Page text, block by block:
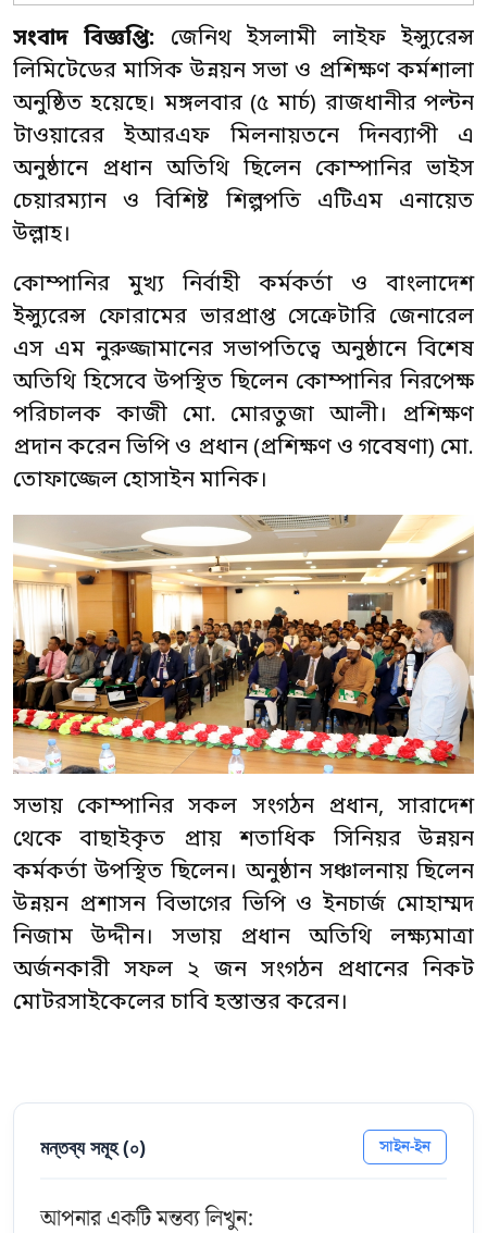
সংবাদ বিজ্ঞপ্তি: জেনিথ ইসলামী লাইফ ইন্স্যুরেন্স
লিমিটেডের মাসিক উন্নয়ন সভা ও প্রশিক্ষণ কর্মশালা
অনুষ্ঠিত হয়েছে। মঙ্গলবার (৫ মার্চ) রাজধানীর পল্টন
টাওয়ারের ইআরএফ মিলনায়তনে দিনব্যাপী এ
অনুষ্ঠানে প্রধান অতিথি ছিলেন কোম্পানির ভাইস
চেয়ারম্যান ও বিশিষ্ট শিল্পপতি এটিএম এনায়েত
উল্লাহ।
কোম্পানির মুখ্য নির্বাহী কর্মকর্তা ও বাংলাদেশ
ইন্স্যুরেন্স ফোরামের ভারপ্রাপ্ত সেক্রেটারি জেনারেল
এস এম নুরুজ্জামানের সভাপতিত্বে অনুষ্ঠানে বিশেষ
অতিথি হিসেবে উপস্থিত ছিলেন কোম্পানির নিরপেক্ষ
পরিচালক কাজী মো. মোরতুজা আলী। প্রশিক্ষণ
প্রদান করেন ভিপি ও প্রধান (প্রশিক্ষণ ও গবেষণা) মো.
তোফাজ্জেল হোসাইন মানিক।
সভায় কোম্পানির সকল সংগঠন প্রধান, সারাদেশ
থেকে বাছাইকৃত প্রায় শতাধিক সিনিয়র উন্নয়ন
কর্মকর্তা উপস্থিত ছিলেন। অনুষ্ঠান সঞ্চালনায় ছিলেন
উন্নয়ন প্রশাসন বিভাগের ভিপি ও ইনচার্জ মোহাম্মদ
নিজাম উদ্দীন। সভায় প্রধান অতিথি লক্ষ্যমাত্রা
অর্জনকারী সফল ২ জন সংগঠন প্রধানের নিকট
মোটরসাইকেলের চাবি হস্তান্তর করেন।
মন্তব্য সমূহ (০) সাইন-ইন
আপনার একটি মন্তব্য লিখুন: